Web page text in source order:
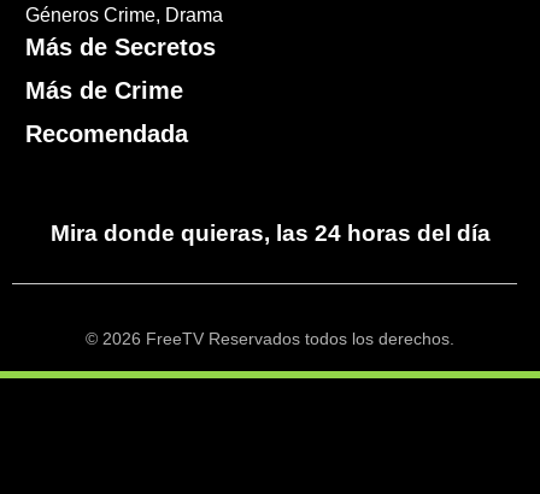
Géneros Crime Drama
Más de Secretos
Más de Crime
Recomendada
Mira donde quieras, las 24 horas del día
© 2026 FreeTV Reservados todos los derechos.